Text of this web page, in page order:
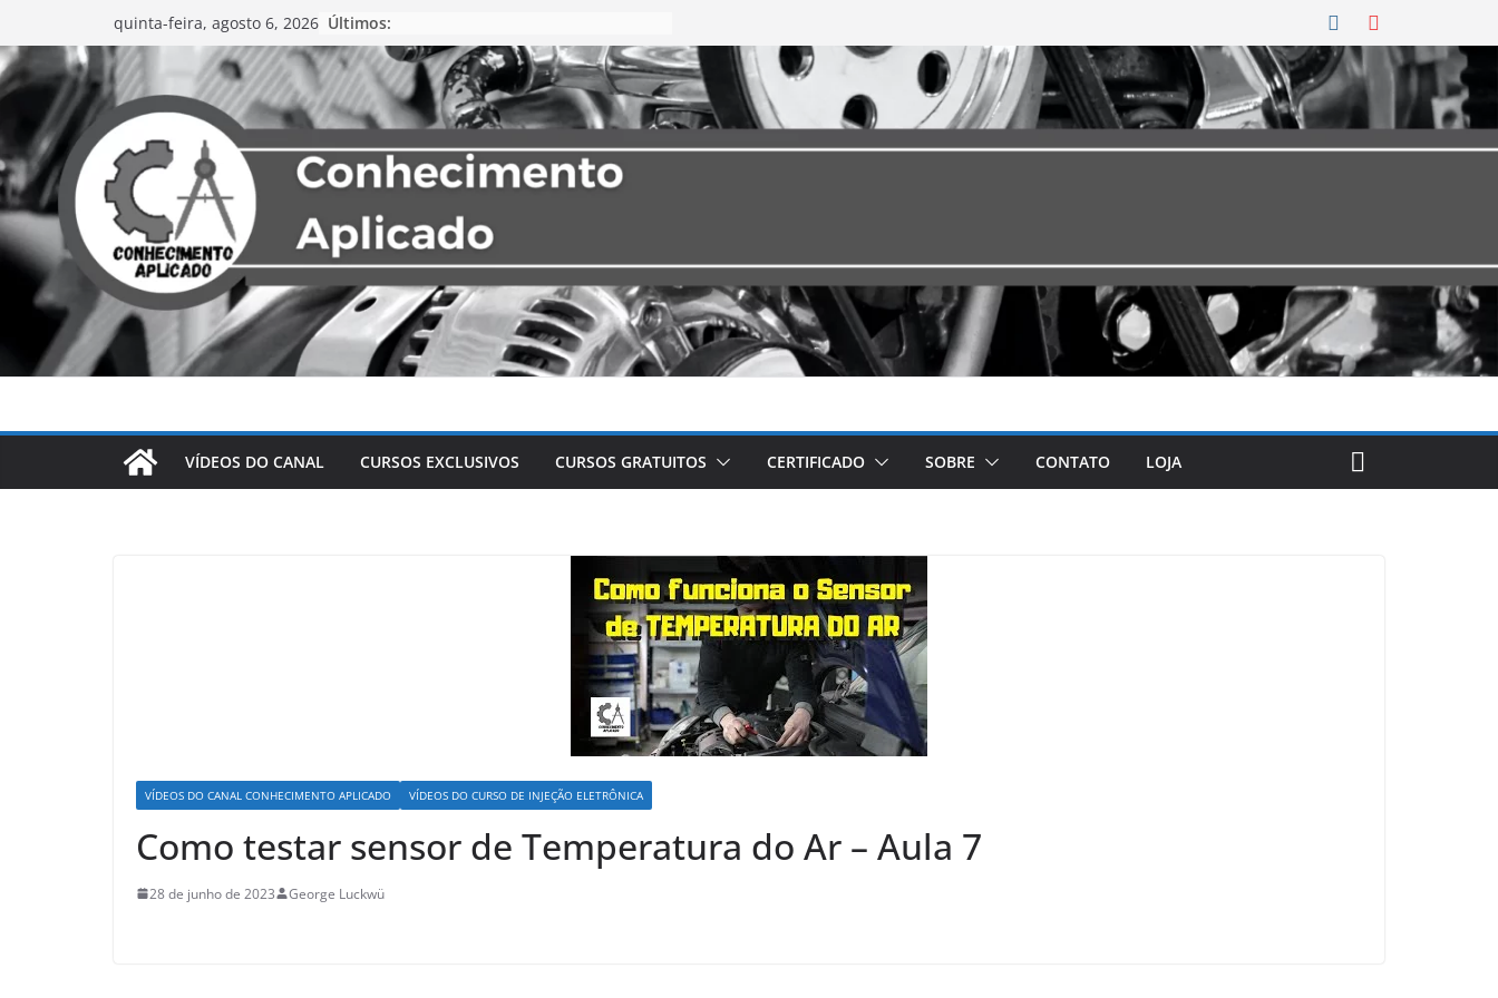
quinta-feira, agosto 6, 2026 Últimos:
VÍDEOS DO CANAL CURSOS EXCLUSIVOS CURSOS GRATUITOS CERTIFICADO SOBRE CONTATO LOJA
VÍDEOS DO CANAL CONHECIMENTO APLICADO VÍDEOS DO CURSO DE INJEÇÃO ELETRÔNICA
Como testar sensor de Temperatura do Ar – Aula 7
28 de junho de 2023 George Luckwü